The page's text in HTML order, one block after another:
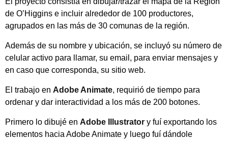
de O’Higgins e incluir alrededor de 100 productores,
agrupados en las más de 30 comunas de la región.
Además de su nombre y ubicación, se incluyó su número de
celular activo para llamar, su email, para enviar mensajes y
en caso que corresponda, su sitio web.
El trabajo en Adobe Animate, requirió de tiempo para
ordenar y dar interactividad a los más de 200 botones.
Primero lo dibujé en Adobe Illustrator y fuí exportando los
elementos hacia Adobe Animate y luego fuí dándole